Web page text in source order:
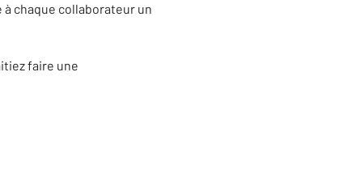
à chaque collaborateur un
faire une